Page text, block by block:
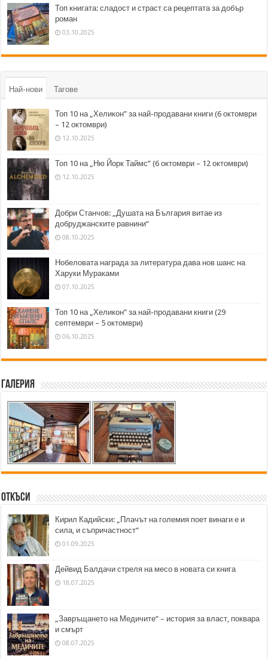
Топ книгата: сладост и страст са рецептата за добър
роман
03.10.2025
Най-нови Тагове
Топ 10 на „Хеликон” за най-продавани книги (6 октомври
– 12 октомври)
12.10.2025
Топ 10 на „Ню Йорк Таймс” (6 октомври – 12 октомври)
12.10.2025
Добри Станчов: „Душата на България витае из
добруджанските равнини“
08.10.2025
Нобеловата награда за литература дава нов шанс на
Харуки Мураками
07.10.2025
Топ 10 на „Хеликон” за най-продавани книги (29
септември – 5 октомври)
06.10.2025
Галерия
Откъси
Кирил Кадийски: „Плачът на големия поет винаги е и
сила, и съпричастност“
01.09.2025
Дейвид Балдачи стреля на месо в новата си книга
18.07.2025
„Завръщането на Медичите“ – история за власт, поквара
и смърт
08.07.2025